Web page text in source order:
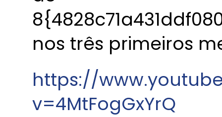
nos três primeiros
https://
v=4MtFogGxYrQ